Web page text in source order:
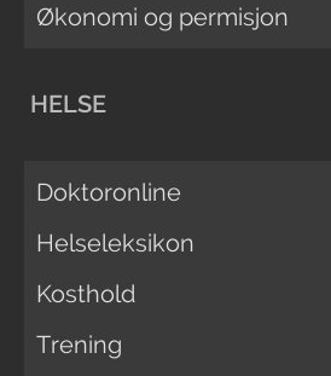
Økonomi og permisjon
HELSE
Doktoronline
Helseleksikon
Kosthold
Trening